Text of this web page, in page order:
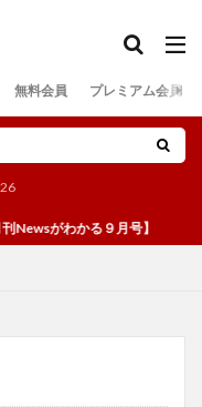
無料会員 プレミアム会員
Newsがわかる９月号】